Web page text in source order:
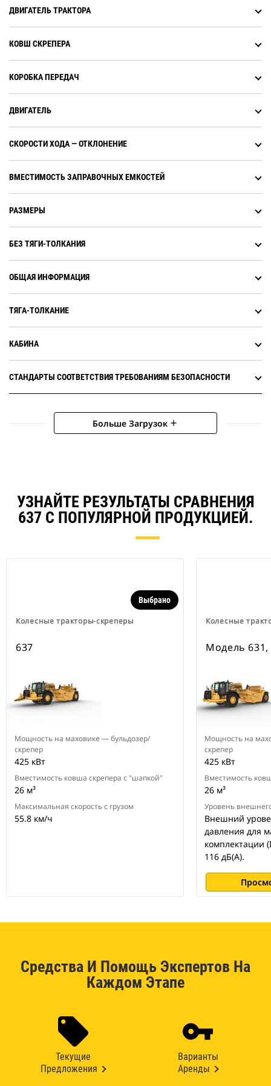
заказанные с системой Sequence
Payload.
ДВИГАТЕЛЬ ТРАКТОРА
КОВШ СКРЕПЕРА
КОРОБКА ПЕРЕДАЧ
ДВИГАТЕЛЬ
СКОРОСТИ ХОДА ― ОТКЛОНЕНИЕ
ВМЕСТИМОСТЬ ЗАПРАВОЧНЫХ ЕМКОСТЕЙ
РАЗМЕРЫ
БЕЗ ТЯГИ-ТОЛКАНИЯ
ОБЩАЯ ИНФОРМАЦИЯ
ТЯГА-ТОЛКАНИЕ
КАБИНА
СТАНДАРТЫ СООТВЕТСТВИЯ ТРЕБОВАНИЯМ БЕЗОПАСНОСТИ
Больше Загрузок add
УЗНАЙТЕ РЕЗУЛЬТАТЫ СРАВНЕНИЯ
637 С ПОПУЛЯРНОЙ ПРОДУКЦИЕЙ.
Колесные тракторы-скреперы
Выбрано
637
Мощность на маховике — бульдозер/
скрепер
425 кВт
Вместимость ковша скрепера с "шапкой"
26 м³
Максимальная скорость с грузом
55.8 км/ч
Колесные
Модель 631,
Мощность на
скрепер
425 кВт
Вместимость
26 м³
Уровень
Внешний
давления для
комплектации
116 дБ(A).
Средства И Помощь Экспертов На
Каждом Этапе
Текущие
Предложения
Варианты
Аренды